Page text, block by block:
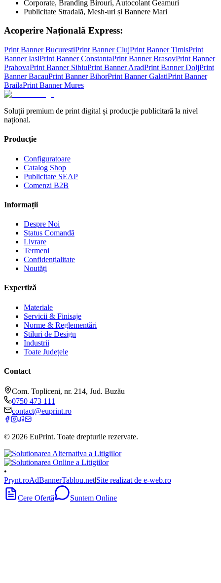
Corporate, Branding Birouri, Autocolant Geamuri
Publicitate Stradală, Mesh-uri și Bannere Mari
Acoperire Națională Express:
Print BannerBucurestiPrint BannerClujPrint BannerTimisPrint
BannerIasiPrint BannerConstantaPrint BannerBrasovPrint Banner
PrahovaPrint Banner SibiuPrint BannerAradPrint BannerDoljPrint
BannerBacauPrint BannerBihorPrint BannerGalatiPrint Banner
BrailaPrint BannerMures
Soluții premium de print digital și producție publicitară la nivel
național.
Producție
Configuratoare
Catalog Shop
Publicitate SEAP
Comenzi B2B
Informații
Despre Noi
Status Comandă
Livrare
Termeni
Confidențialitate
Noutăți
Expertiză
Materiale
Servicii & Finisaje
Norme & Reglementări
Stiluri de Design
Industrii
Toate Județele
Contact
Com. Topliceni, nr. 214, Jud. Buzău
0750 473 111
contact@euprint.ro
© 2026 EuPrint. Toate drepturile rezervate.
•
Prynt.roAdBannerTablou.net|Site realizat de e-web.ro
Cere Ofertă Suntem Online